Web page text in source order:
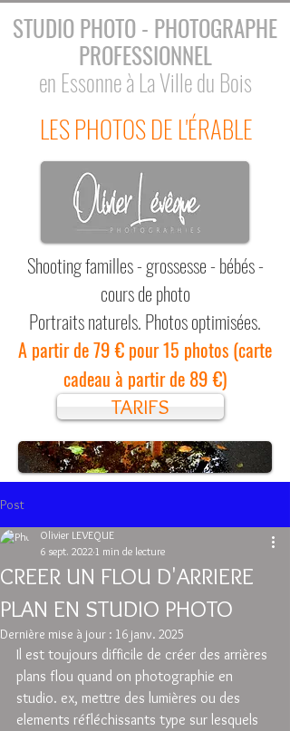
STUDIO PHOTO - PHOTOGRAPHE
PROFESSIONNEL
en Essonne à La Ville du Bois
LES PHOTOS DE L'ÉRABLE
Shooting familles - grossesse - bébés -
cours de photo
Portraits naturels. Photos optimisées.
A partir de79 € pour 15 photos (carte
cadeau à partir de 89 €)
TARIFS
Post
CREER UN FLOU D'ARRIERE
PLAN EN STUDIO PHOTO
Olivier LEVEQUE
6 sept. 2022 1 min de lecture
Dernière mise à jour : 16 janv. 2025
Il est toujours difficile de créer des arrières
plans flou quand on photographie en
studio. ex, mettre des lumières ou des
elements réfléchissants type sur lesquels